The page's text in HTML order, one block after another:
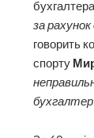
за
говорить
спорту